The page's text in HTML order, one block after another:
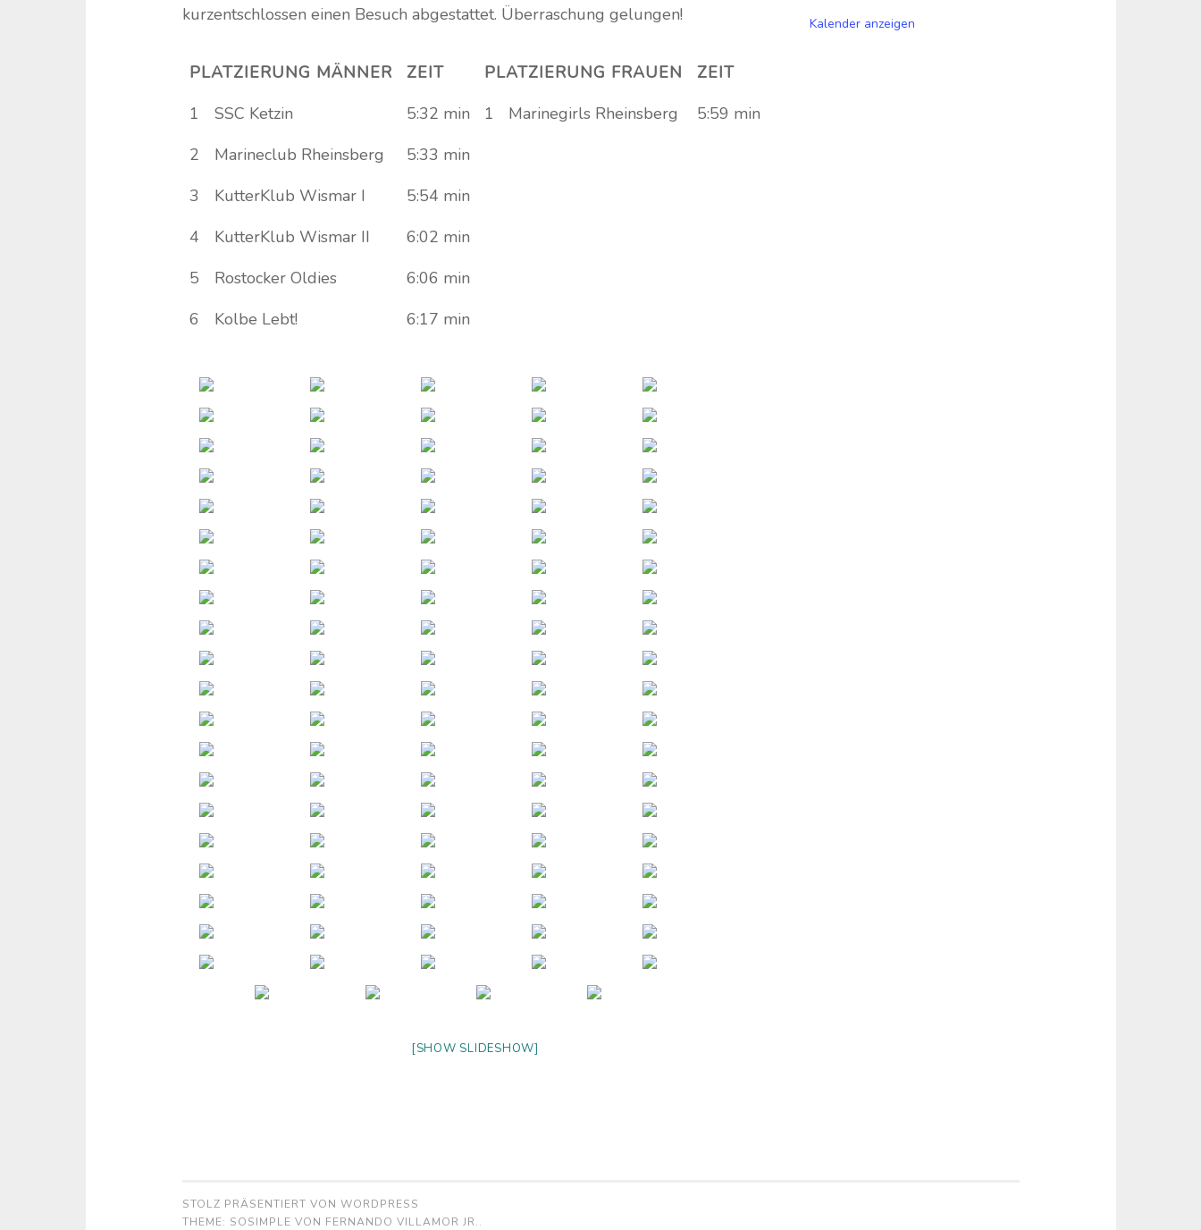
kurzentschlossen einen Besuch abgestattet. Überraschung gelungen!
PLATZIERUNG MÄNNER ZEIT PLATZIERUNG FRAUEN
ZEIT
1
SSC Ketzin 5:32 min 1 Marinegirls Rheinsberg
5:59 min
2
Marineclub Rheinsberg
5:33 min
3
KutterKlub Wismar I
5:54 min
4
KutterKlub Wismar II
6:02 min
5
Rostocker Oldies
6:06 min
6
Kolbe Lebt! 6:17 min
[SHOW SLIDESHOW]
Kalender anzeigen
STOLZ PRÄSENTIERT VON WORDPRESS
THEME: SOSIMPLE VON FERNANDO VILLAMOR JR..